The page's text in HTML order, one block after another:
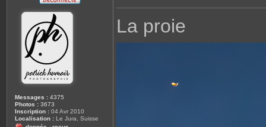
Messages : 4375
Photos : 3673
Inscription : 04 Avr 2010
Localisation : Le Jura, Suisse
e
s
e
La proie